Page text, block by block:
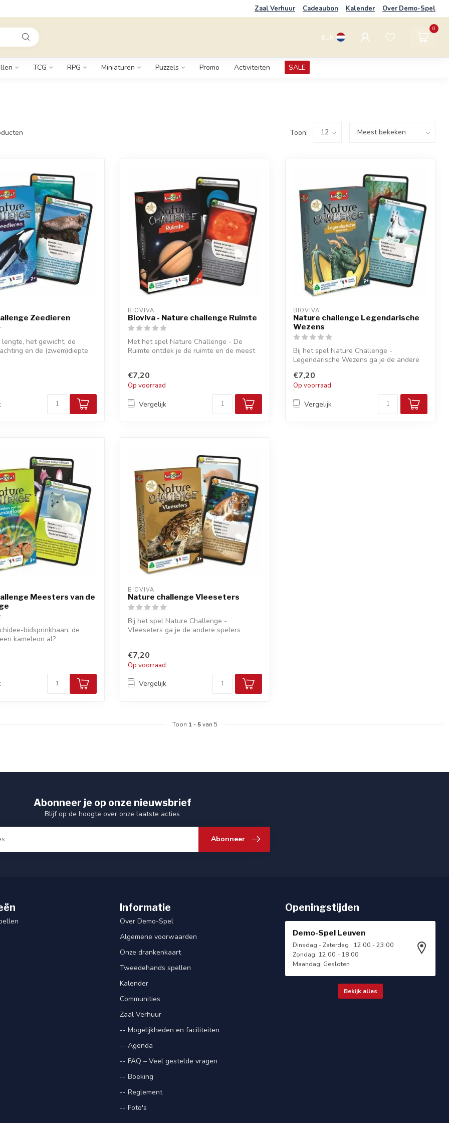
Zaal Verhuur Cadeaubon Kalender Over Demo-Spel
EUR
0
TCG RPG Miniaturen Puzzels Promo Activiteiten SALE
Toon:
Zeedieren
lengte, het gewicht, de
en de (zwem)diepte
BIOVIVA
Bioviva - Nature challenge Ruimte
Met het spel Nature Challenge - De
Ruimte ontdek je de ruimte en de meest
€7,20
Op voorraad
Vergelijk
BIOVIVA
Nature challenge Legendarische
Wezens
Bij het spel Nature Challenge -
Legendarische Wezens ga je de andere
€7,20
Op voorraad
Vergelijk
Meesters van de
bidsprinkhaan, de
kameleon al?
BIOVIVA
Nature challenge Vleeseters
Bij het spel Nature Challenge -
Vleeseters ga je de andere spelers
€7,20
Op voorraad
Vergelijk
Toon 1 -5van 5
Abonneer je op onze nieuwsbrief
Blijf op de hoogte over onze laatste acties
Abonneer
Informatie
Over Demo-Spel
Algemene voorwaarden
Onze drankenkaart
Tweedehands spellen
Kalender
Communities
Zaal Verhuur
-- Mogelijkheden en faciliteiten
-- Agenda
-- FAQ – Veel gestelde vragen
-- Boeking
-- Reglement
-- Foto's
Openingstijden
Demo-Spel Leuven
Dinsdag - Zaterdag : 12:00 - 23:00
Zondag: 12:00 - 18:00
Maandag: Gesloten
Bekijk alles